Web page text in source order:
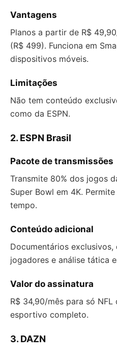
Vantagens
Planos a partir de R$
(R$ 499). Funciona em
dispositivos móveis.
Limitações
Não tem conteúdo
como da ESPN.
2. ESPN Brasil
Pacote de transmissões
Transmite 80% dos jogos
Super Bowl em 4K.
tempo.
Conteúdo adicional
Documentários exclusivos,
jogadores e análise tática
Valor do assinatura
R$ 34,90/mês para só
esportivo completo.
3. DAZN